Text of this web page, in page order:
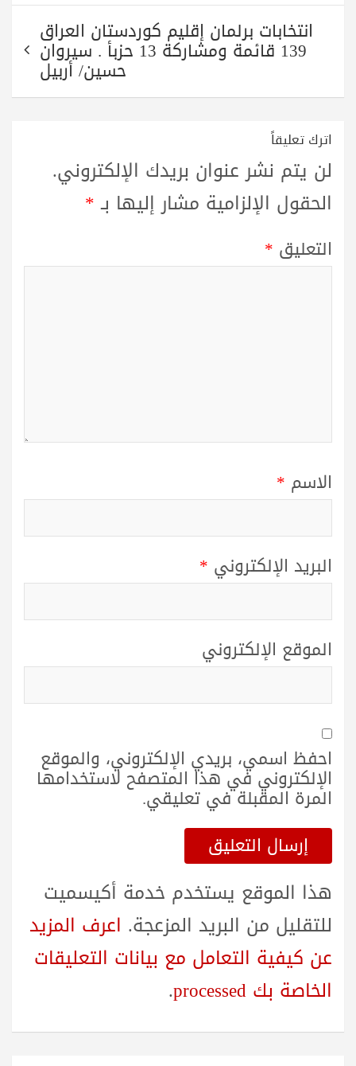
انتخابات برلمان إقليم كوردستان العراق
139 قائمة ومشاركة 13 حزبأ . سيروان
حسين/ أربيل
اترك تعليقاً
لن يتم نشر عنوان بريدك الإلكتروني.
الحقول الإلزامية مشار إليها بـ*
التعليق *
الاسم *
البريد الإلكتروني *
الموقع الإلكتروني
احفظ اسمي، بريدي الإلكتروني، والموقع
الإلكتروني في هذا المتصفح لاستخدامها
المرة المقبلة في تعليقي.
هذا الموقع يستخدم خدمة أكيسميت
للتقليل من البريد المزعجة. اعرف المزيد
عن كيفية التعامل مع بيانات التعليقات
الخاصة بك processed
.